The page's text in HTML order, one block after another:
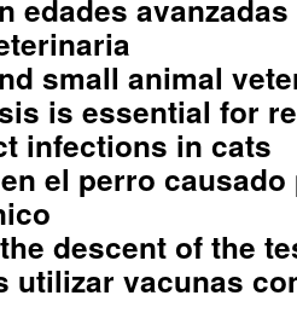
edades
small animal
is essential for
infections in cats
el perro
descent of the
utilizar vacunas